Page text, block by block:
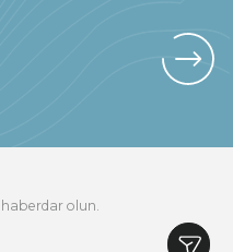
olun.